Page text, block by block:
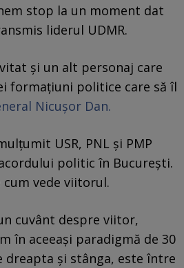
stop la un moment dat
liderul UDMR.
și un alt personaj care
formațiuni politice care să îl
Nicușor Dan.
USR, PNL și PMP
politic în București.
vede viitorul.
cuvânt despre viitor,
în aceeaşi paradigmă de 30
dreapta şi stânga, este între